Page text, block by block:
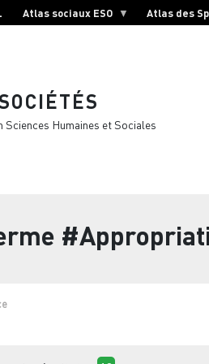
Atlas sociaux ESO Atlas des
Humaines et Sociales